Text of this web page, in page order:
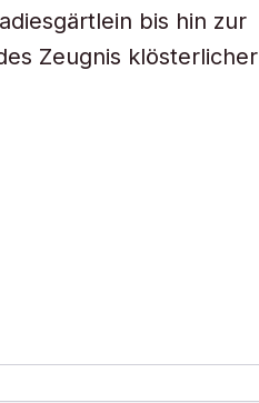
bis hin zur
Zeugnis klösterlicher